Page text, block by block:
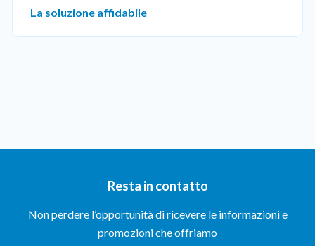
La soluzione affidabile
Resta in contatto
Non perdere l’opportunità di ricevere le informazioni e
promozioni che offriamo